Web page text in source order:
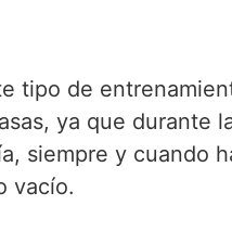
tipo de
ya que durante
siempre y cuando
vacío.